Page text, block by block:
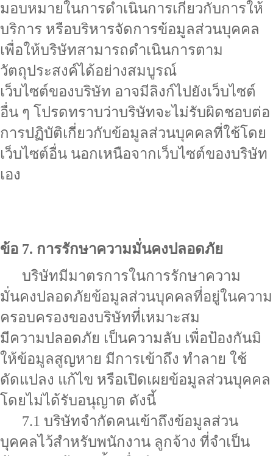
มอบหมายในการดำเนินการเกี่ยวกับการให้
บริการ หรือบริหารจัดการข้อมูลส่วนบุคคล
เพื่อให้บริษัทสามารถดำเนินการตาม
วัตถุประสงค์ได้อย่างสมบูรณ์
เว็บไซต์ของบริษัท อาจมีลิงก์ไปยังเว็บไซต์
อื่น ๆ โปรดทราบว่าบริษัทจะไม่รับผิดชอบต่อ
การปฏิบัติเกี่ยวกับข้อมูลส่วนบุคคลที่ใช้โดย
เว็บไซต์อื่น นอกเหนือจากเว็บไซต์ของบริษัท
เอง
ข้อ 7. การรักษาความมั่นคงปลอดภัย
บริษัทมีมาตรการในการรักษาความ
มั่นคงปลอดภัยข้อมูลส่วนบุคคลที่อยู่ในความ
ครอบครองของบริษัทที่เหมาะสม
มีความปลอดภัย เป็นความลับ เพื่อป้องกันมิ
ให้ข้อมูลสูญหาย มีการเข้าถึง ทำลาย ใช้
ดัดแปลง แก้ไข หรือเปิดเผยข้อมูลส่วนบุคคล
โดยไม่ได้รับอนุญาต ดังนี้
7.1 บริษัทจำกัดคนเข้าถึงข้อมูลส่วน
บุคคลไว้สำหรับพนักงาน ลูกจ้าง ที่จำเป็น